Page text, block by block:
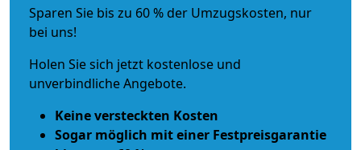
Sparen Sie bis zu 60 % der Umzugskosten, nur
bei uns!
Holen Sie sich jetzt kostenlose und
unverbindliche Angebote.
Keine versteckten Kosten
Sogar möglich mit einer Festpreisgarantie